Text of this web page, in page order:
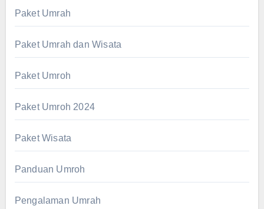
Paket Umrah
Paket Umrah dan Wisata
Paket Umroh
Paket Umroh 2024
Paket Wisata
Panduan Umroh
Pengalaman Umrah